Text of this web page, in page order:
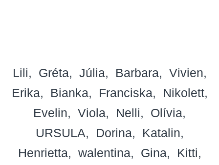
Lili Gréta Júlia Barbara
Vivien
Erika
Bianka Franciska
Nikolett
Evelin
Viola Nelli
Olívia
URSULA
Dorina
Katalin
Henrietta
walentina Gina
Kitti